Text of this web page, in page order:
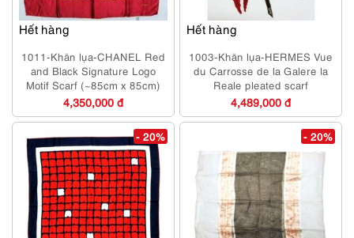
Hết hàng
1011-Khăn lụa-CHANEL Red
and Black Signature Logo
Motif Scarf (~85cm x 85cm)
4,350,000 đ
Hết hàng
1003-Khăn lụa-HERMES Vue
du Carrosse de la Galere la
Reale pleated scarf
4,489,000 đ
- 20% - 20%